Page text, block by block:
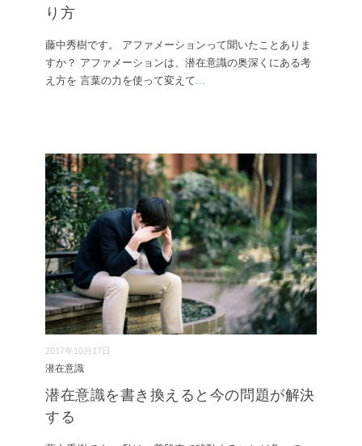
り方
藤中秀樹です。 アファメーションって聞いたことありま
すか？ アファメーションは、潜在意識の奥深くにある考
え方を 言葉の力を使って変えて...
2017年10月17日
潜在意識
潜在意識を書き換えると今の問題が解決
する